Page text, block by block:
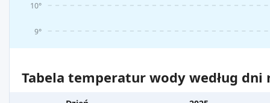
9°
10°
Tabela temperatur wody według dni